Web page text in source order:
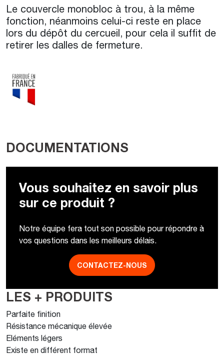
Le couvercle monobloc à trou, à la même
fonction, néanmoins celui-ci reste en place
lors du dépôt du cercueil, pour cela il suffit de
retirer les dalles de fermeture.
DOCUMENTATIONS
Vous souhaitez en savoir plus
sur ce produit ?
Notre équipe fera tout son possible pour répondre à
vos questions dans les meilleurs délais.
CONTACTEZ-NOUS
LES + PRODUITS
Parfaite finition
Résistance mécanique élevée
Eléments légers
Existe en différent format